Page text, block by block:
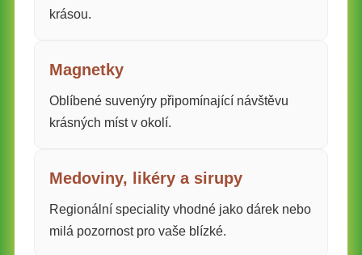
krásou.
Magnetky
Oblíbené suvenýry připomínající návštěvu
krásných míst v okolí.
Medoviny, likéry a sirupy
Regionální speciality vhodné jako dárek nebo
milá pozornost pro vaše blízké.